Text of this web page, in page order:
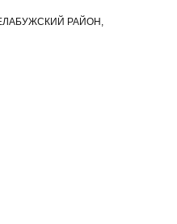
РАЙОН,